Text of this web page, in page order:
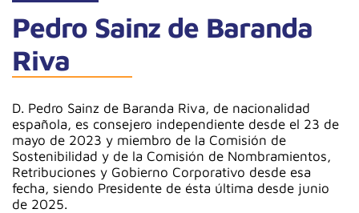
Pedro Sainz de Baranda
Riva
D. Pedro Sainz de Baranda Riva, de nacionalidad
española, es consejero independiente desde el 23 de
mayo de 2023 y miembro de la Comisión de
Sostenibilidad y de la Comisión de Nombramientos,
Retribuciones y Gobierno Corporativo desde esa
fecha, siendo Presidente de ésta última desde junio
de 2025.